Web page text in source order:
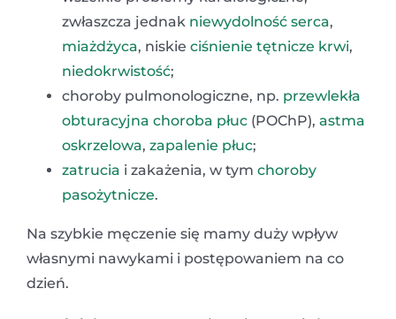
zwłaszcza jednak niewydolność serca,
miażdżyca, niskie ciśnienie tętnicze krwi,
niedokrwistość;
choroby pulmonologiczne, np. przewlekła
obturacyjna choroba płuc (POChP), astma
oskrzelowa, zapalenie płuc;
zatrucia i zakażenia, w tym choroby
pasożytnicze.
Na szybkie męczenie się mamy duży wpływ
własnymi nawykami i postępowaniem na co
dzień.